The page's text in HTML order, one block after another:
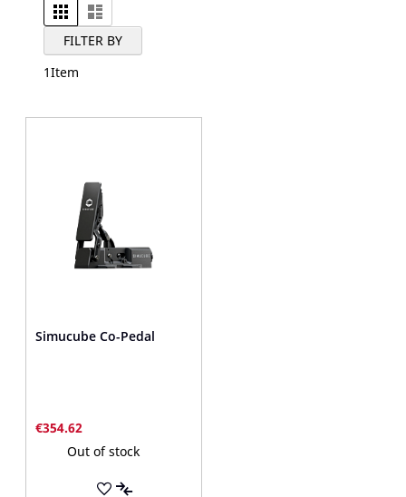
FILTER BY
View as
Grid List
1Item
Simucube Co-Pedal
€354.62
Out of stock
ADD